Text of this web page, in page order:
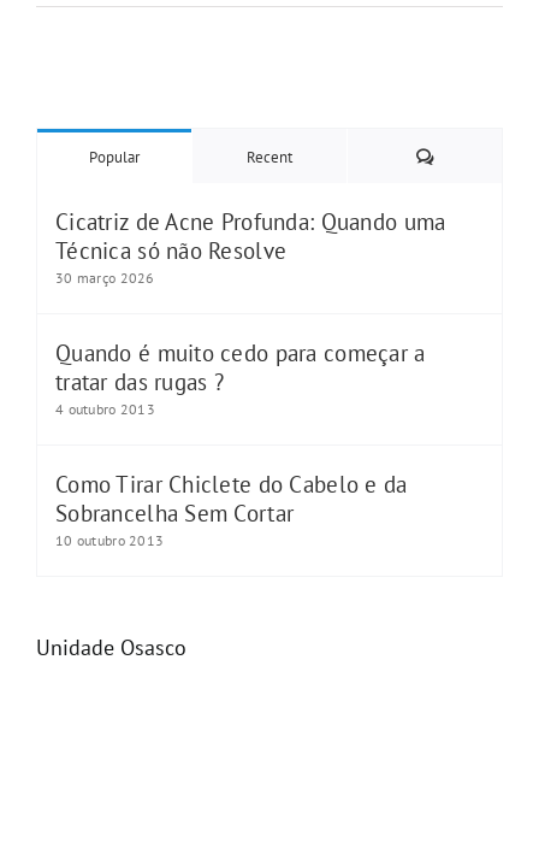
Popular Recent Comments
Cicatriz de Acne Profunda: Quando uma
Técnica só não Resolve
30 março 2026
Quando é muito cedo para começar a
tratar das rugas ?
4 outubro 2013
Como Tirar Chiclete do Cabelo e da
Sobrancelha Sem Cortar
10 outubro 2013
Unidade Osasco